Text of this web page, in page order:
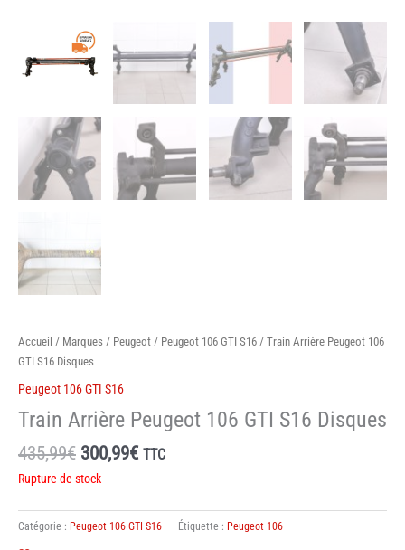
Accueil / Marques / Peugeot / Peugeot 106 GTI S16 / Train Arrière Peugeot 106
GTI S16 Disques
Peugeot 106 GTI S16
Train Arrière Peugeot 106 GTI S16 Disques
435,99€ Le
prix
était :
435,99€.
300,99€Le
est :
300,99€.
TTC
Rupture de stock
Catégorie : Peugeot 106 GTI S16 Étiquette : Peugeot 106